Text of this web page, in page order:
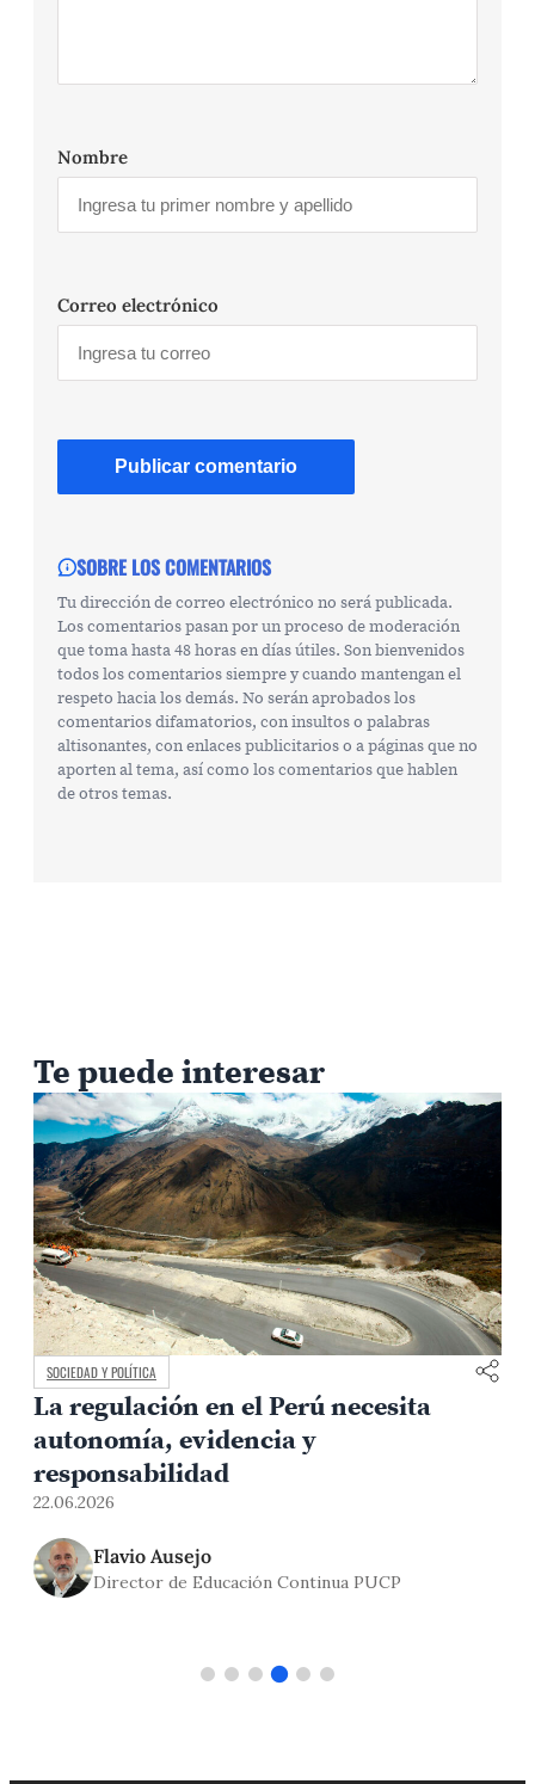
Nombre
Correo electrónico
SOBRE LOS COMENTARIOS
Tu dirección de correo electrónico no será publicada.
Los comentarios pasan por un proceso de moderación
que toma hasta 48 horas en días útiles. Son bienvenidos
todos los comentarios siempre y cuando mantengan el
respeto hacia los demás. No serán aprobados los
comentarios difamatorios, con insultos o palabras
altisonantes, con enlaces publicitarios o a páginas que no
aporten al tema, así como los comentarios que hablen
de otros temas.
Te puede interesar
SOCIEDAD Y POLÍTICA
La regulación en el Perú necesita
autonomía, evidencia y
responsabilidad
22.06.2026
Flavio Ausejo
Director de Educación Continua PUCP